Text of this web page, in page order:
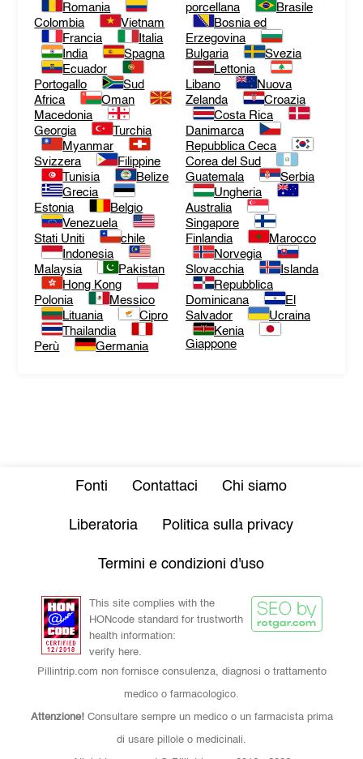
Romania
Colombia
Vietnam
Francia
Italia
India
Spagna
Ecuador
Portogallo
Sud
Africa
Oman
Macedonia
Georgia
Turchia
Myanmar
Svizzera
Filippine
Tunisia
Belize
Grecia
Estonia
Belgio
Venezuela
Stati Uniti
chile
Indonesia
Malaysia
Pakistan
Hong Kong
Polonia
Messico
Lituania
Cipro
Thailandia
Perù
Germania
porcellana
Brasile
Bosnia ed
Erzegovina
Bulgaria
Svezia
Lettonia
Libano
Nuova
Zelanda
Croazia
Costa Rica
Danimarca
Repubblica Ceca
Corea del Sud
Guatemala
Serbia
Ungheria
Australia
Singapore
Finlandia
Marocco
Norvegia
Slovacchia
Islanda
Repubblica
Dominicana
El
Salvador
Ucraina
Kenia
Giappone
Fonti Contattaci Chi siamo
Liberatoria Politica sulla privacy
Termini e condizioni d'uso
This site complies with the
HONcode standard for trustworth
health information:
verify here.
Pillintrip.com non fornisce consulenza, diagnosi o trattamento
medico o farmacologico.
Attenzione!Consultare sempre un medico o un farmacista prima
di usare pillole o medicinali.